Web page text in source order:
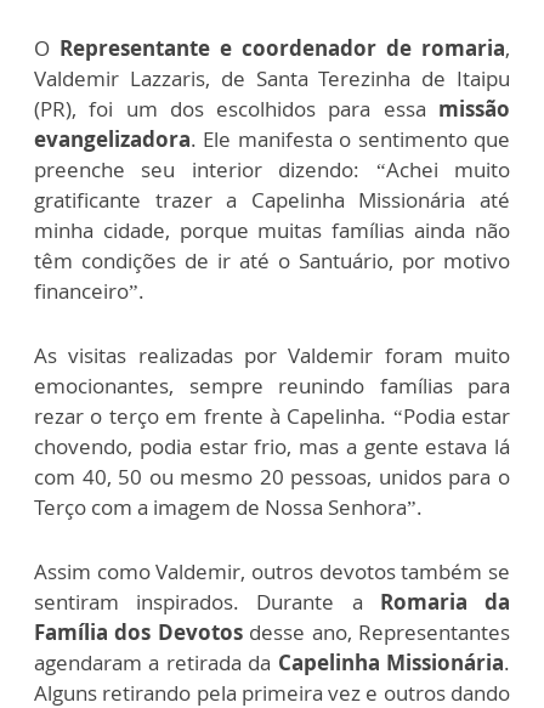
O Representante e coordenador de romaria,
Valdemir Lazzaris, de Santa Terezinha de Itaipu
(PR), foi um dos escolhidos para essa missão
evangelizadora. Ele manifesta o sentimento que
preenche seu interior dizendo: “Achei muito
gratificante trazer a Capelinha Missionária até
minha cidade, porque muitas famílias ainda não
têm condições de ir até o Santuário, por motivo
financeiro”.
As visitas realizadas por Valdemir foram muito
emocionantes, sempre reunindo famílias para
rezar o terço em frente à Capelinha. “Podia estar
chovendo, podia estar frio, mas a gente estava lá
com 40, 50 ou mesmo 20 pessoas, unidos para o
Terço com a imagem de Nossa Senhora”.
Assim como Valdemir, outros devotos também se
sentiram inspirados. Durante a Romaria da
Família dos Devotos desse ano, Representantes
agendaram a retirada da Capelinha Missionária.
Alguns retirando pela primeira vez e outros dando